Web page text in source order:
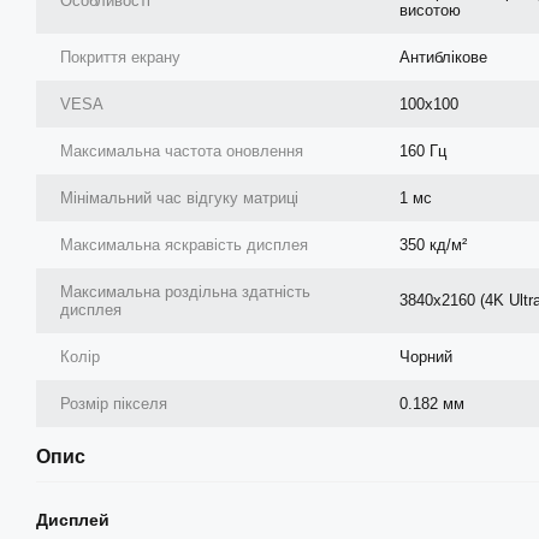
висотою
Покриття екрану Антиблікове
VESA 100x100
Максимальна частота оновлення 160 Гц
Мінімальний час відгуку матриці 1 мс
Максимальна яскравість дисплея 350 кд/м²
Максимальна роздільна здатність
дисплея
3840x2160 (4K
Колір Чорний
Розмір пікселя 0.182 мм
Опис
Дисплей